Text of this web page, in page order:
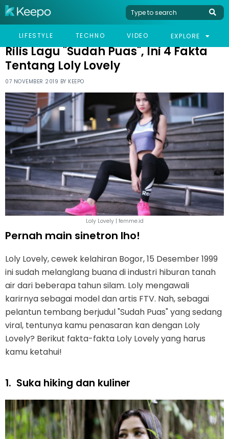
LIFESTYLE TECHNO VIDEO EXPLORE
HOME CELEB RILIS LAGU "SUDAH PUAS", INI 4 FAKTA TENTANG LOLY LOVELY
Rilis Lagu "Sudah Puas", Ini 4 Fakta
Tentang Loly Lovely
07 NOVEMBER 2019 BY KEEPO
Loly Lovely | femme.id
Pernah main sinetron lho!
Loly Lovely, cewek kelahiran Bogor, 15 Desember 1999
ini sudah melanglang buana di industri hiburan tanah
air dari beberapa tahun silam. Loly mengawali
karirnya sebagai model dan artis FTV. Nah, sebagai
pelantun tembang berjudul "Sudah Puas" yang sedang
viral, tentunya kamu penasaran kan dengan Loly
Lovely? Berikut fakta-fakta Loly Lovely yang harus
kamu ketahui!
1. Suka hiking dan kuliner